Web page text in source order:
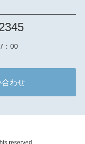
：00
合わせ
reserved.